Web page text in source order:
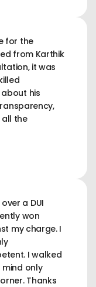
for the
from Karthik
it was
his
the
a DUI
won
my charge. I
I walked
only
Thanks